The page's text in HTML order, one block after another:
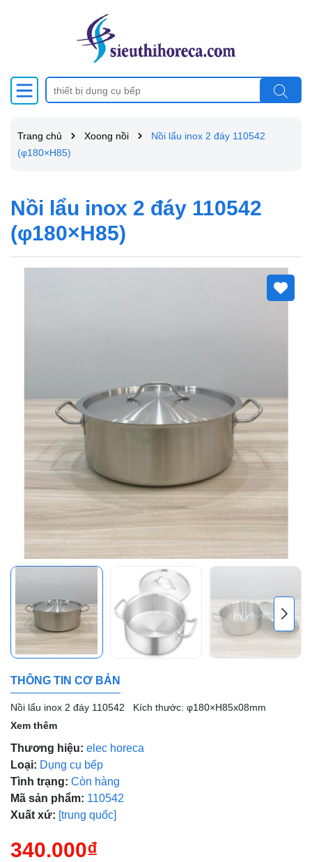
Trang chủ Xoong nồi
Nồi lẩu inox 2 đáy 110542
(φ180×H85)
Nồi lẩu inox 2 đáy 110542
(φ180×H85)
THÔNG TIN CƠ BẢN
Nồi lẩu inox 2 đáy 110542 Kích thước: φ180×H85x08mm
Xem thêm
Thương hiệu: elec horeca
Loại: Dụng cụ bếp
Tình trạng: Còn hàng
Mã sản phẩm: 110542
Xuất xứ: [trung quốc]
340.000₫
Ngày hết hạn: